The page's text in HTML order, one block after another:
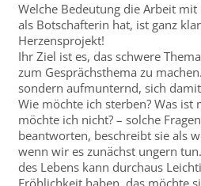
Welche Bedeutung die Arbeit
als Botschafterin hat, ist ganz
Herzensprojekt!
Ihr Ziel ist es, das schwere
zum Gesprächsthema zu
sondern aufmunternd, sich
Wie möchte ich sterben? Was ist
möchte ich nicht? – solche
beantworten, beschreibt sie als
wenn wir es zunächst ungern
des Lebens kann durchaus